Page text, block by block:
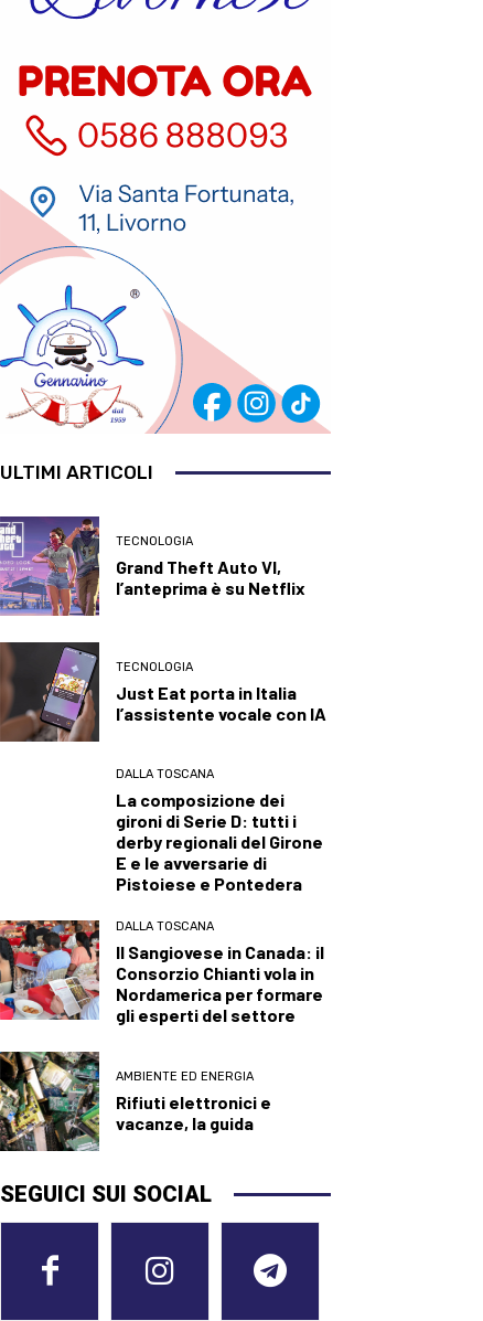
ULTIMI ARTICOLI
TECNOLOGIA
Grand Theft Auto VI,
l’anteprima è su Netflix
TECNOLOGIA
Just Eat porta in Italia
l’assistente vocale con IA
DALLA TOSCANA
La composizione dei
gironi di Serie D: tutti i
derby regionali del Girone
E e le avversarie di
Pistoiese e Pontedera
DALLA TOSCANA
Il Sangiovese in Canada: il
Consorzio Chianti vola in
Nordamerica per formare
gli esperti del settore
AMBIENTE ED ENERGIA
Rifiuti elettronici e
vacanze, la guida
SEGUICI SUI SOCIAL